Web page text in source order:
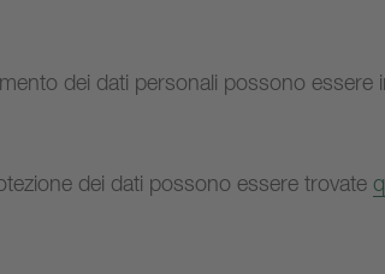
dei dati personali possono essere
dei dati possono essere trovate